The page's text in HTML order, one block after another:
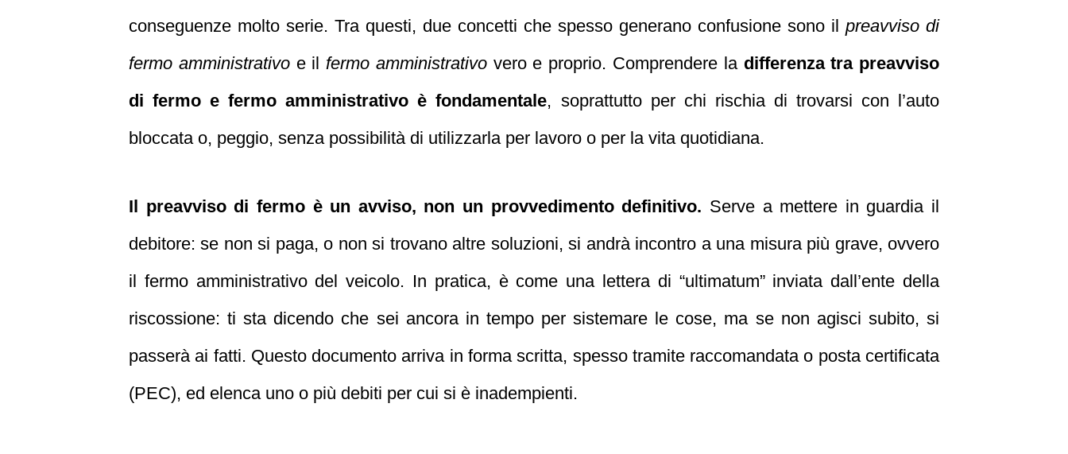
conseguenze molto serie. Tra questi, due concetti che spesso generano confusione sono il preavviso di
fermo amministrativoe ilfermo amministrativovero e proprio. Comprendere la differenza tra preavviso
di fermo e fermo amministrativo è fondamentale, soprattutto per chi rischia di trovarsi con l’auto
bloccata o, peggio, senza possibilità di utilizzarla per lavoro o per la vita quotidiana.
Il preavviso di fermo è un avviso, non un provvedimento definitivo. Serve a mettere in guardia il
debitore: se non si paga, o non si trovano altre soluzioni, si andrà incontro a una misura più grave, ovvero
il fermo amministrativo del veicolo. In pratica, è come una lettera di “ultimatum” inviata dall’ente della
riscossione: ti sta dicendo che sei ancora in tempo per sistemare le cose, ma se non agisci subito, si
passerà ai fatti. Questo documento arriva in forma scritta, spesso tramite raccomandata o posta certificata
(PEC), ed elenca uno o più debiti per cui si è inadempienti.